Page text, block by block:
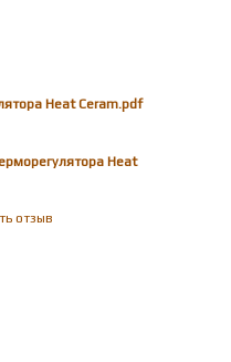
Heat Ceram.pdf
Heat
отзыв